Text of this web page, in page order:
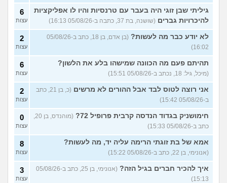
בת 17)
מתלבטת לגבי שנה הבאה 5
עצות
סדרת ילדות שאני לא מצליח
למצוא (יונתן, בן 18)
4
עצות
יש בנינו מתח אבל אני לא
(לחוצה, בת 16)
6
הברזתי לעצמי או שהצלתי את
הכבוד שלי? (כפיר, בן 14)
4
עוד שאלות חדשות במדור
גיליתי שבן זוגי היה בעבר עם טרנסיות והיו לו אפליקציות
להיכרויות גברים (שושנה, בת 37, כתבה ב-05/08/26 16:13)
6
עצות
לא יודע כבר מה לעשות?
(בן אדם, בן 18, כתב ב-05/08/26
16:02)
2
עצות
תהיתם פעם מה הכוונה שמישהו בלע את הלשון?
(מיכל, גיל: 18, נכתב ב-05/08/26 15:51)
6
עצות
אני רוצה לטוס לבד אבל ההורים לא מרשים
(כ, בן 21, כתב
ב-05/08/26 15:42)
2
עצות
חימושניק בגדוד הנדסה קרבית פרופיל 72?
כתב ב-05/08/26 15:33)
0
עצות
אמא של בת זוגתי הרימה עליה יד, מה לעשות?
(אנונימי, בן 22, כתב ב-05/08/26 15:22)
8
עצות
איך להכיר חברים בגיל הזה?
(אנונימי, בן 25, כתב ב-05/08/26
15:13)
3
עצות